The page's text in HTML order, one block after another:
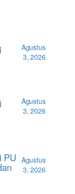
Agustus
3, 2026
Agustus
3, 2026
PU
Agustus
3, 2026